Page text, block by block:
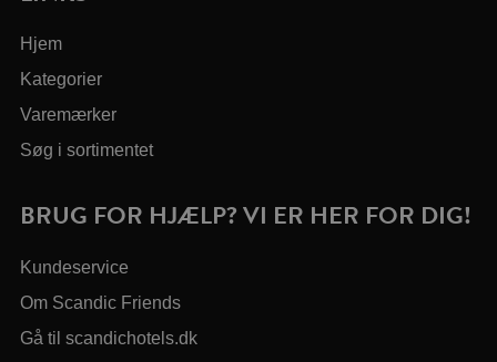
Hjem
Kategorier
Varemærker
Søg i sortimentet
BRUG FOR HJÆLP? VI ER HER FOR DIG!
Kundeservice
Om Scandic Friends
Gå til scandichotels.dk